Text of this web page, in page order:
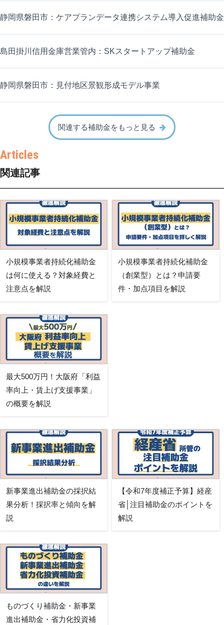
静岡県磐田市：ケアプランデータ連携システム導入促進補助金
島田掛川信用金庫営業管内：SKスタートアップ補助金
静岡県磐田市：見付地区景観形成モデル事業
関連する補助金をもっと見る
関連記事
小規模事業者持続化補助金
は何に使える？対象経費と
注意点を解説
小規模事業者持続化補助金
（創業型）とは？申請要
件・加点項目を解説
最大500万円！大阪府「利益
率向上・賃上げ支援事業」
の概要を解説
新事業進出補助金の採択結
果分析！採択率と傾向を解
説
【令和7年度補正予算】経産
省│注目補助金のポイントを
解説
ものづくり補助金・新事業
進出補助金・省力化投資補